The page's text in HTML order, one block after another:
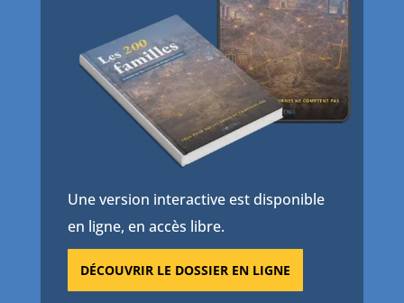
Une version interactive est disponible
en ligne, en accès libre.
DÉCOUVRIR LE DOSSIER EN LIGNE